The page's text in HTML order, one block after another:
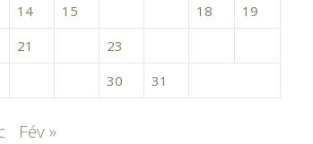
14 15 18
19
21 23
30 31
Fév »